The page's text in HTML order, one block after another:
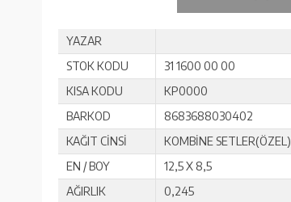
YAZAR
STOK KODU
31 1600 00 00
KISA KODU
KP0000
BARKOD
8683688030402
KAĞIT CİNSİ
KOMBİNE SETLER(ÖZEL)
EN / BOY
12,5 X 8,5
AĞIRLIK
0,245